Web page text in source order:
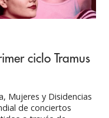
ciclo Tramus
Mujeres y Disidencias
de conciertos